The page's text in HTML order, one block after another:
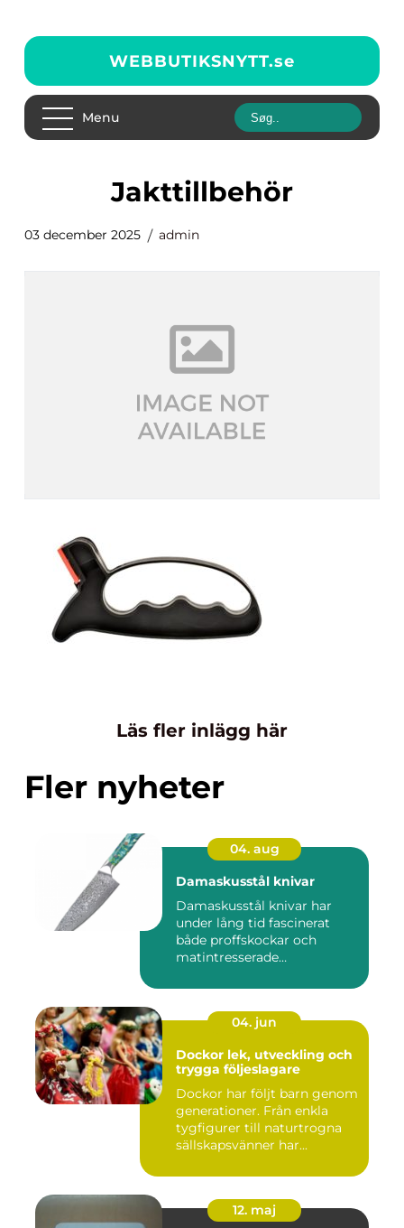
WEBBUTIKSNYTT.se
Menu
Jakttillbehör
03 december 2025 admin
Läs fler inlägg här
Fler nyheter
04. aug
Damaskusstål knivar
Damaskusstål knivar har
under lång tid fascinerat
både proffskockar och
matintresserade
04. jun
Dockor lek, utveckling och
trygga följeslagare
Dockor har följt barn genom
generationer. Från enkla
tygfigurer till naturtrogna
sällskapsvänner har...
12. maj